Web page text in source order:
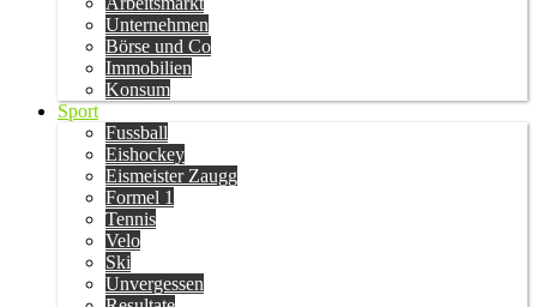
Unternehmen
Börse und Co
Immobilien
Konsum
Sport
Fussball
Eishockey
Eismeister Zaugg
Formel 1
Tennis
Velo
Ski
Unvergessen